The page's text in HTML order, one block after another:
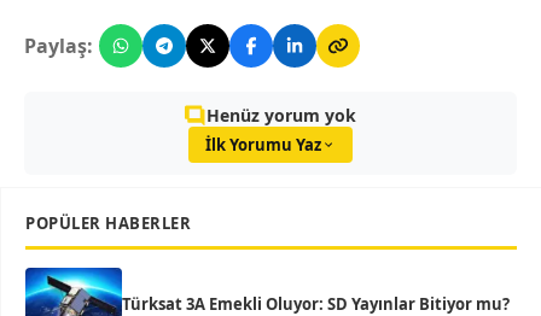
Paylaş:
Henüz yorum yok
İlk Yorumu Yaz
POPÜLER HABERLER
Türksat 3A Emekli Oluyor: SD Yayınlar Bitiyor mu?